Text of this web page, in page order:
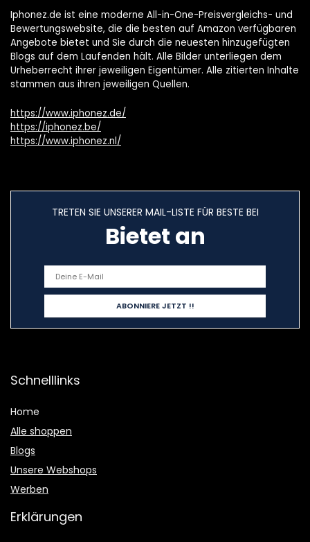
Iphonez.de ist eine moderne All-in-One-Preisvergleichs- und
Bewertungswebsite, die die besten auf Amazon verfügbaren
Angebote bietet und Sie durch die neuesten hinzugefügten
Blogs auf dem Laufenden hält. Alle Bilder unterliegen dem
Urheberrecht ihrer jeweiligen Eigentümer. Alle zitierten Inhalte
stammen aus ihren jeweiligen Quellen.
https://www.iphonez.de/
https://iphonez.be/
https://www.iphonez.nl/
TRETEN SIE UNSERER MAIL-LISTE FÜR BESTE BEI
Bietet an
Schnelllinks
Home
Alle shoppen
Blogs
Unsere Webshops
Werben
Erklärungen